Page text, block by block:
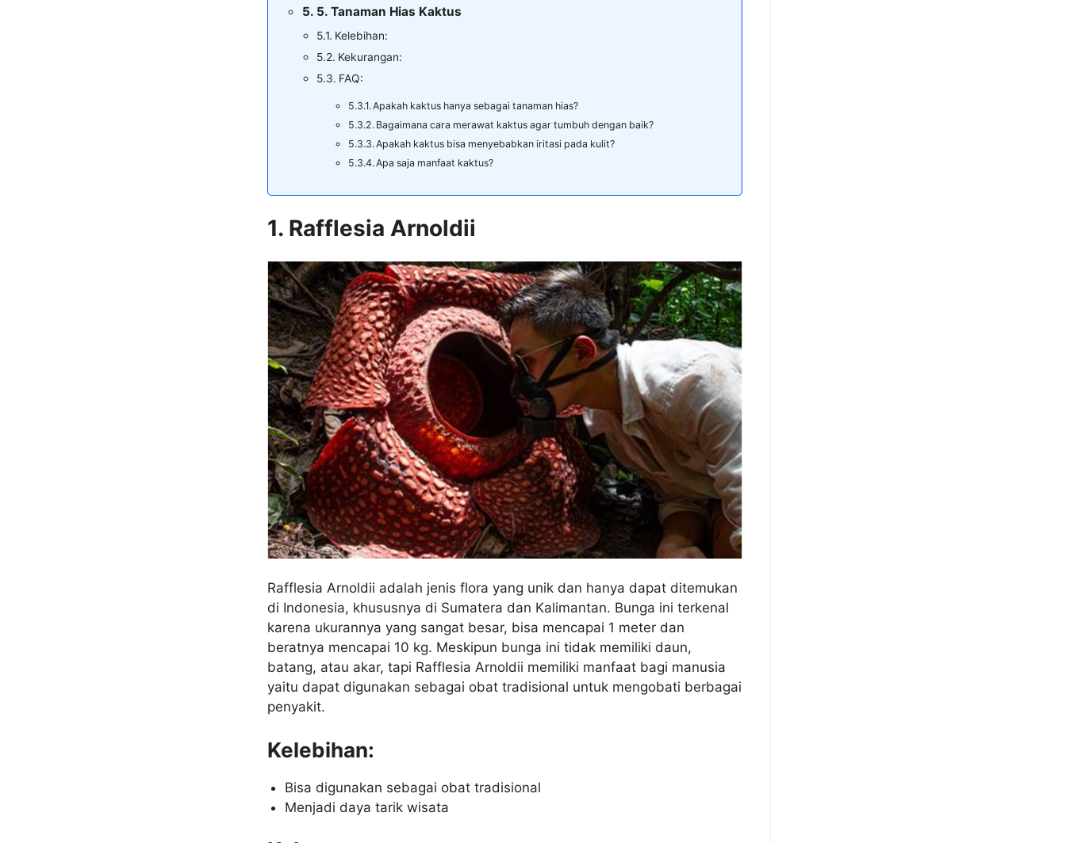
5. Tanaman Hias Kaktus
Kelebihan:
Kekurangan:
FAQ:
Apakah kaktus hanya sebagai tanaman hias?
Bagaimana cara merawat kaktus agar tumbuh dengan baik?
Apakah kaktus bisa menyebabkan iritasi pada kulit?
Apa saja manfaat kaktus?
1. Rafflesia Arnoldii
Rafflesia Arnoldii adalah jenis flora yang unik dan hanya dapat ditemukan
di Indonesia, khususnya di Sumatera dan Kalimantan. Bunga ini terkenal
karena ukurannya yang sangat besar, bisa mencapai 1 meter dan
beratnya mencapai 10 kg. Meskipun bunga ini tidak memiliki daun,
batang, atau akar, tapi Rafflesia Arnoldii memiliki manfaat bagi manusia
yaitu dapat digunakan sebagai obat tradisional untuk mengobati berbagai
penyakit.
Kelebihan:
Bisa digunakan sebagai obat tradisional
Menjadi daya tarik wisata